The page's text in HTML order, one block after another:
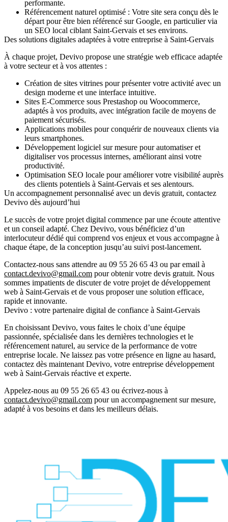
performante.
Référencement naturel optimisé : Votre site sera conçu dès le
départ pour être bien référencé sur Google, en particulier via
un SEO local ciblant Saint-Gervais et ses environs.
Des solutions digitales adaptées à votre entreprise à Saint-Gervais
À chaque projet, Devivo propose une stratégie web efficace adaptée
à votre secteur et à vos attentes :
Création de sites vitrines pour présenter votre activité avec un
design moderne et une interface intuitive.
Sites E-Commerce sous Prestashop ou Woocommerce,
adaptés à vos produits, avec intégration facile de moyens de
paiement sécurisés.
Applications mobiles pour conquérir de nouveaux clients via
leurs smartphones.
Développement logiciel sur mesure pour automatiser et
digitaliser vos processus internes, améliorant ainsi votre
productivité.
Optimisation SEO locale pour améliorer votre visibilité auprès
des clients potentiels à Saint-Gervais et ses alentours.
Un accompagnement personnalisé avec un devis gratuit, contactez
Devivo dès aujourd’hui
Le succès de votre projet digital commence par une écoute attentive
et un conseil adapté. Chez Devivo, vous bénéficiez d’un
interlocuteur dédié qui comprend vos enjeux et vous accompagne à
chaque étape, de la conception jusqu’au suivi post-lancement.
Contactez-nous sans attendre au 09 55 26 65 43 ou par email à
contact.devivo@gmail.com pour obtenir votre devis gratuit. Nous
sommes impatients de discuter de votre projet de développement
web à Saint-Gervais et de vous proposer une solution efficace,
rapide et innovante.
Devivo : votre partenaire digital de confiance à Saint-Gervais
En choisissant Devivo, vous faites le choix d’une équipe
passionnée, spécialisée dans les dernières technologies et le
référencement naturel, au service de la performance de votre
entreprise locale. Ne laissez pas votre présence en ligne au hasard,
contactez dès maintenant Devivo, votre entreprise développement
web à Saint-Gervais réactive et experte.
Appelez-nous au 09 55 26 65 43 ou écrivez-nous à
contact.devivo@gmail.com pour un accompagnement sur mesure,
adapté à vos besoins et dans les meilleurs délais.